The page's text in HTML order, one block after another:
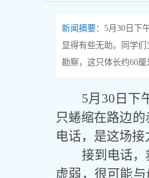
新闻摘要： 5月30日下
显得有些无助。同学
勘察，这只体长约60
5月30日下
只蜷缩在路边
电话，是这场接
接到电话
虚弱，很可能